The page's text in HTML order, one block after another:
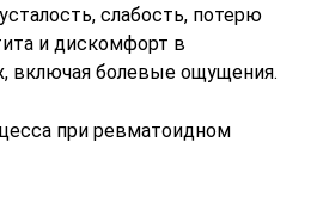
слабость, потерю
и дискомфорт в
болевые ощущения.
при ревматоидном